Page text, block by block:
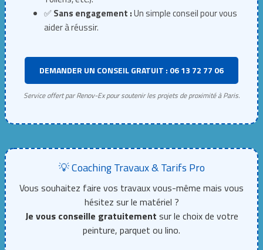
✅Sans engagement :Un simple conseil pour vous
aider à réussir.
DEMANDER UN CONSEIL GRATUIT : 06 13 72 77 06
Service offert par Renov-Ex pour soutenir les projets de proximité à Paris.
💡 Coaching Travaux & Tarifs Pro
Vous souhaitez faire vos travaux vous-même mais vous
hésitez sur le matériel ?
Je vous conseille gratuitement sur le choix de votre
peinture, parquet ou lino.